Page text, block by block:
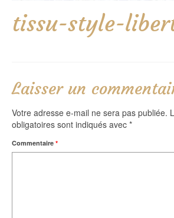
tissu-style-
Laisser un
Votre adresse e-mail ne sera pas publiée.
obligatoires sont indiqués avec *
Commentaire *